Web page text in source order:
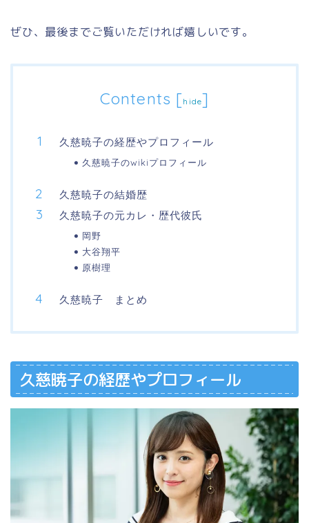
ぜひ、最後までご覧いただければ嬉しいです。
Contents [hide]
久慈暁子の経歴やプロフィール
久慈暁子のwikiプロフィール
久慈暁子の結婚歴
久慈暁子の元カレ・歴代彼氏
岡野
大谷翔平
原樹理
久慈暁子 まとめ
久慈暁子の経歴やプロフィール